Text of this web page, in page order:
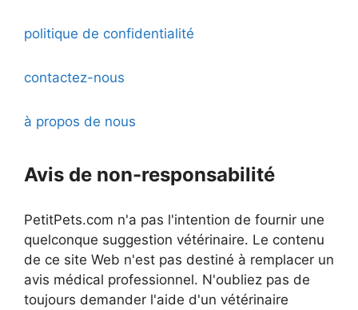
politique de confidentialité
contactez-nous
à propos de nous
Avis de non-responsabilité
PetitPets.com n'a pas l'intention de fournir une
quelconque suggestion vétérinaire. Le contenu
de ce site Web n'est pas destiné à remplacer un
avis médical professionnel. N'oubliez pas de
toujours demander l'aide d'un vétérinaire